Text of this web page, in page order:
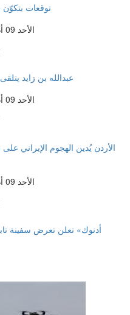
توقعات
الأحد 09 أغسطس 2026 01:34 صباحاً
عبدالله بن زايد
الأحد 09 أغسطس 2026 01:34 صباحاً
الأردن يُدين الهجوم الإيراني
الأحد 09 أغسطس 2026 01:34 صباحاً